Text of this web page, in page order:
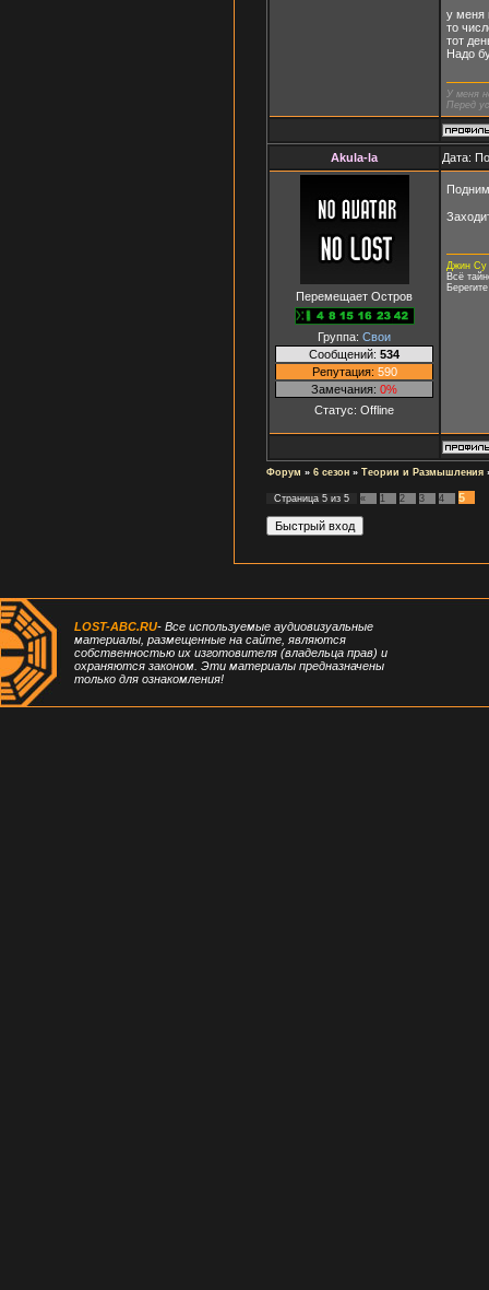
у меня
то
тот
Надо
У меня
Перед
Akula-la Дата:
Перемещает Остров
Группа: Свои
Сообщений: 534
Репутация: 590
Замечания: 0%
Статус: Offline
Джин Су
Всё
Форум » 6 сезон » Теории и Размышления
Страница 5 из 5 « 1 2 3 4 5
LOST-ABC.RU- Все используемые аудиовизуальные
материалы, размещенные на сайте, являются
собственностью их изготовителя (владельца прав) и
охраняются законом. Эти материалы предназначены
только для ознакомления!